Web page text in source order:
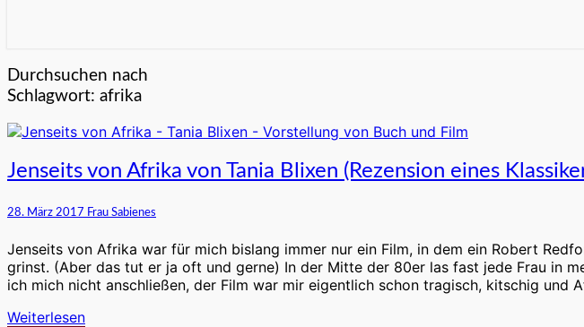
Durchsuchen nach
Schlagwort: afrika
Jenseits
von
Afrika
von
Blixen
(Rezension
eines
Klassikers)
Jenseits von Afrika von Tania Blixen (Rezension eines
28. März 2017 Frau Sabienes
Jenseits von Afrika war für mich bislang immer nur ein Film, in dem ein Robert
grinst. (Aber das tut er ja oft und gerne) In der Mitte der 80er las fast jede Frau in
ich mich nicht anschließen, der Film war mir eigentlich schon tragisch, kitschig und
WeiterlesenWeiterlesen